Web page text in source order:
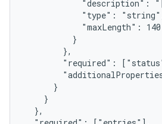
"description":
"type":
            "maxLength": 140
          }
        },
"required":
      }
    }
  },